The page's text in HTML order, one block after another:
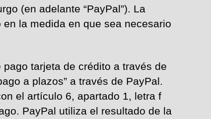
(en adelante “PayPal”). La
la medida en que sea necesario
tarjeta de crédito a través de
a plazos” a través de PayPal.
el artículo 6, apartado 1, letra f
PayPal utiliza el resultado de la